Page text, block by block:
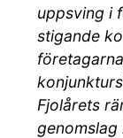
uppsving i
stigande
Fjolårets
genomslag